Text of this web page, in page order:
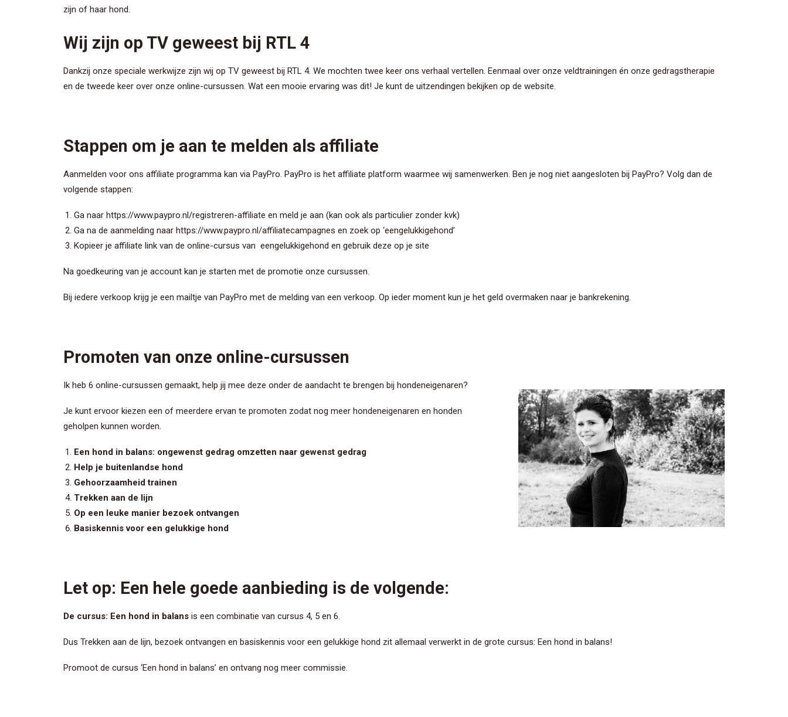
zijn of haar hond.
Wij zijn op TV geweest bij RTL 4
Dankzij onze speciale werkwijze zijn wij op TV geweest bij RTL 4. We mochten twee keer ons verhaal vertellen. Eenmaal over onze veldtrainingen én onze gedragstherapie
en de tweede keer over onze online-cursussen. Wat een mooie ervaring was dit! Je kunt de uitzendingen bekijken op de website.
Stappen om je aan te melden als affiliate
Aanmelden voor ons affiliate programma kan via PayPro. PayPro is het affiliate platform waarmee wij samenwerken. Ben je nog niet aangesloten bij PayPro? Volg dan de
volgende stappen:
Ga naar https://www.paypro.nl/registreren-affiliate en meld je aan (kan ook als particulier zonder kvk)
Ga na de aanmelding naar https://www.paypro.nl/affiliatecampagnes en zoek op ‘eengelukkigehond’
Kopieer je affiliate link van de online-cursus van eengelukkigehond en gebruik deze op je site
Na goedkeuring van je account kan je starten met de promotie onze cursussen.
Bij iedere verkoop krijg je een mailtje van PayPro met de melding van een verkoop. Op ieder moment kun je het geld overmaken naar je bankrekening.
Promoten van onze online-cursussen
Ik heb 6 online-cursussen gemaakt, help jij mee deze onder de aandacht te brengen bij hondeneigenaren?
Je kunt ervoor kiezen een of meerdere ervan te promoten zodat nog meer hondeneigenaren en honden
geholpen kunnen worden.
Een hond in balans: ongewenst gedrag omzetten naar gewenst gedrag
Help je buitenlandse hond
Gehoorzaamheid trainen
Trekken aan de lijn
Op een leuke manier bezoek ontvangen
Basiskennis voor een gelukkige hond
Let op: Een hele goede aanbieding is de volgende:
De cursus: Een hond in balans is een combinatie van cursus 4, 5 en 6.
Dus Trekken aan de lijn, bezoek ontvangen en basiskennis voor een gelukkige hond zit allemaal verwerkt in de grote cursus: Een hond in balans!
Promoot de cursus ‘Een hond in balans’ en ontvang nog meer commissie.